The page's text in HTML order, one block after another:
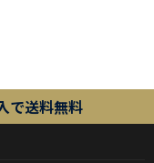
で送料無料